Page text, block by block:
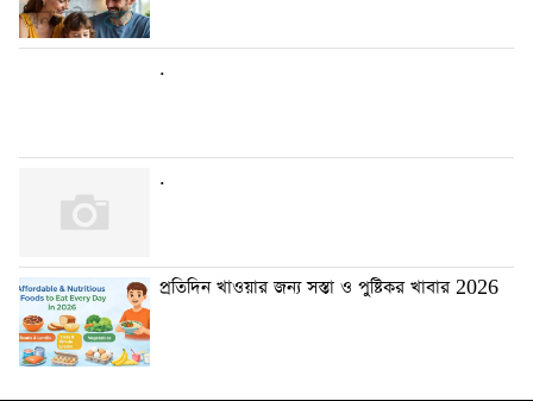
.
.
প্রতিদিন খাওয়ার জন্য সস্তা ও পুষ্টিকর খাবার 2026